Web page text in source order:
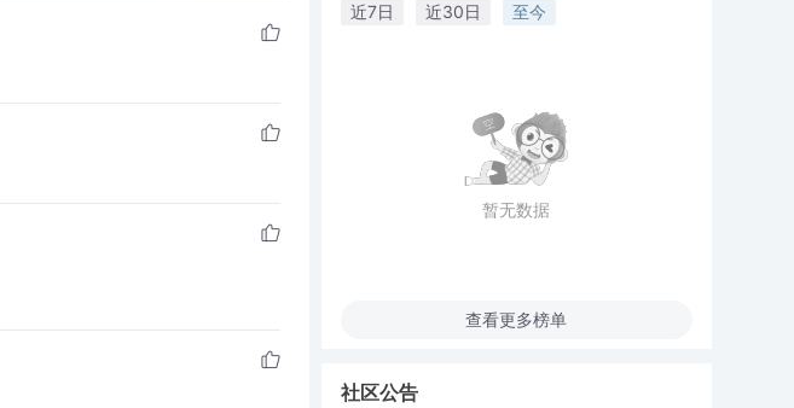
近7日 近30日 至今
暂无数据
查看更多榜单
社区公告